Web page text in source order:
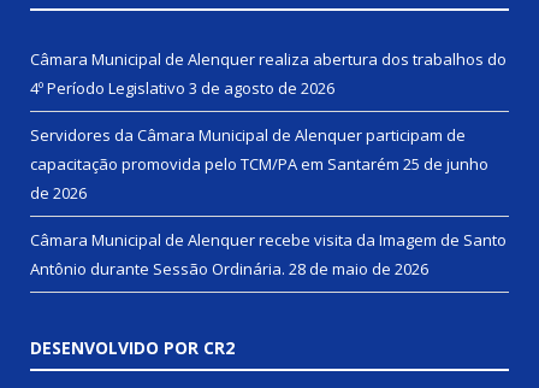
Câmara Municipal de Alenquer realiza abertura dos trabalhos do
4º Período Legislativo 3 de agosto de 2026
Servidores da Câmara Municipal de Alenquer participam de
capacitação promovida pelo TCM/PA em Santarém 25 de junho
de 2026
Câmara Municipal de Alenquer recebe visita da Imagem de Santo
Antônio durante Sessão Ordinária. 28 de maio de 2026
DESENVOLVIDO POR CR2